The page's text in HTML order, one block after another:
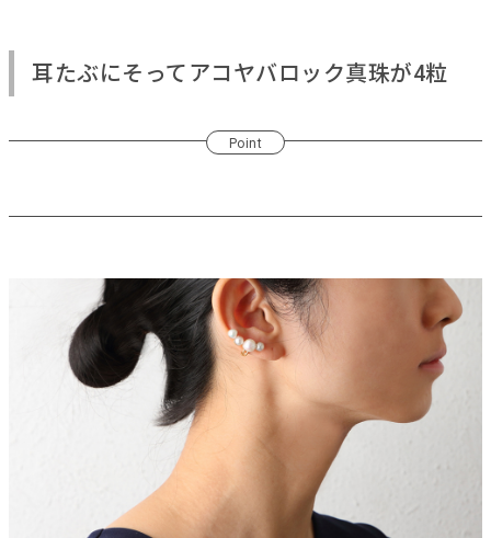
耳たぶにそってアコヤバロック真珠が4粒
Point